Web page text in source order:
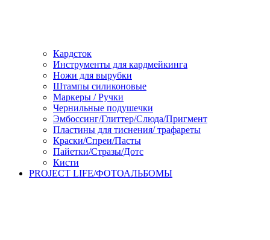
Кардсток
Инструменты для кардмейкинга
Ножи для вырубки
Штампы силиконовые
Маркеры / Ручки
Чернильные подушечки
Эмбоссинг/Глиттер/Слюда/Пригмент
Пластины для тиснения/ трафареты
Краски/Спреи/Пасты
Пайетки/Стразы/Дотс
Кисти
PROJECT LIFE/ФОТОАЛЬБОМЫ